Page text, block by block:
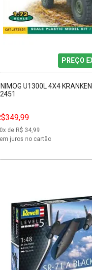
PREÇO
U1300L 4X4
x de R$ 34,99
juros no cartão